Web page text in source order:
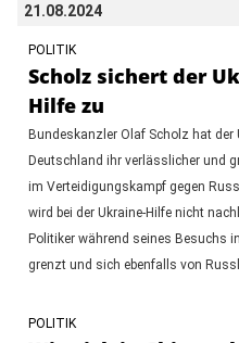
21.08.2024
POLITIK
Scholz sichert der
Hilfe zu
Bundeskanzler Olaf Scholz hat
Deutschland ihr verlässlicher und
im Verteidigungskampf gegen
wird bei der Ukraine-Hilfe nicht
Politiker während seines Besuchs
grenzt und sich ebenfalls von
POLITIK